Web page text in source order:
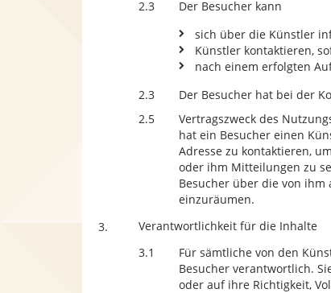
2.3
Der Besucher kann
sich über die Künstler
Künstler kontaktieren,
nach einem erfolgten
2.3
Der Besucher hat bei der
2.5
Vertragszweck des
hat ein Besucher einen
Adresse zu kontaktieren,
oder ihm Mitteilungen zu
Besucher über die von ihm
einzuräumen.
3.
Verantwortlichkeit für die Inhalte
3.1
Für sämtliche von den
Besucher verantwortlich.
oder auf ihre Richtigkeit,